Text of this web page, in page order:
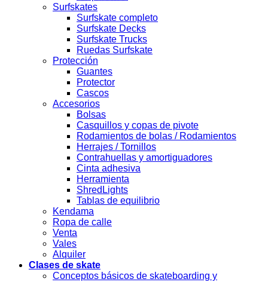
Surfskates
Surfskate completo
Surfskate Decks
Surfskate Trucks
Ruedas Surfskate
Protección
Guantes
Protector
Cascos
Accesorios
Bolsas
Casquillos y copas de pivote
Rodamientos de bolas / Rodamientos
Herrajes / Tornillos
Contrahuellas y amortiguadores
Cinta adhesiva
Herramienta
ShredLights
Tablas de equilibrio
Kendama
Ropa de calle
Venta
Vales
Alquiler
Clases de skate
Conceptos básicos de skateboarding y